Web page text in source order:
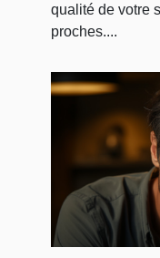
qualité de votre
proches....